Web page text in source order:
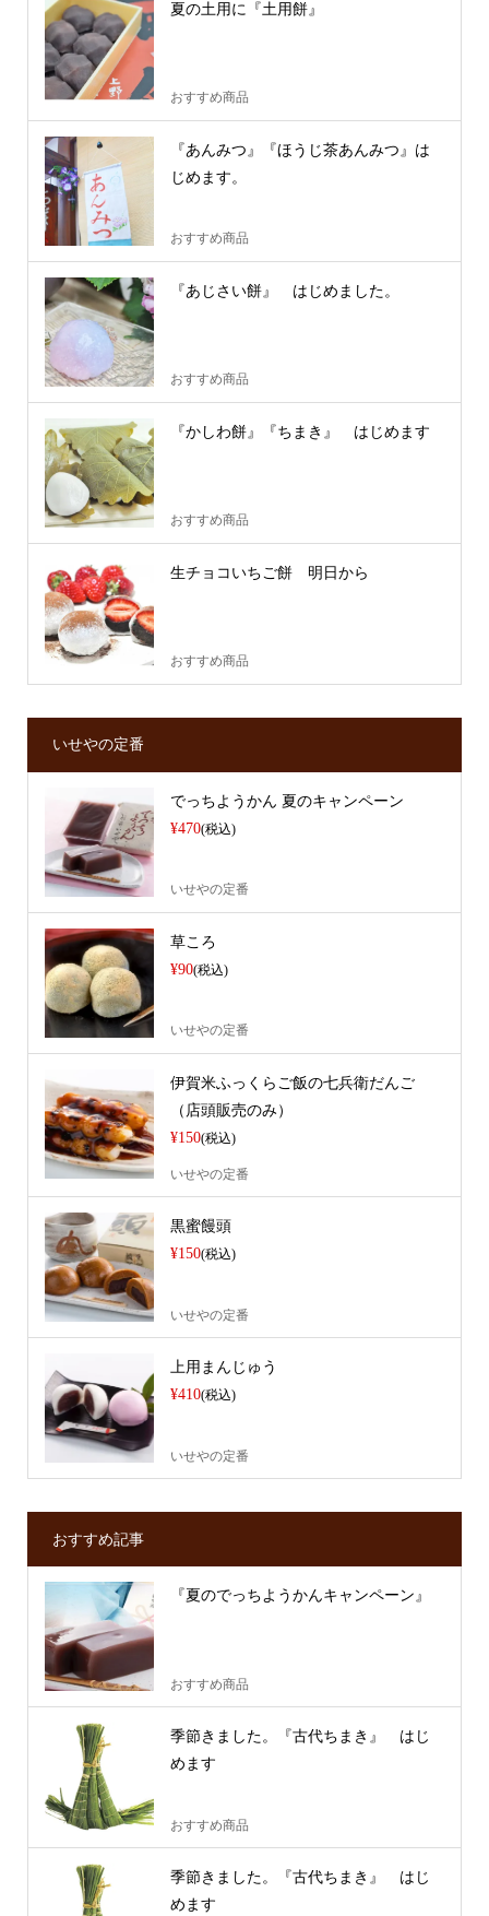
夏の土用に『土用餅』
おすすめ商品
『あんみつ』『ほうじ茶あんみつ』は
じめます。
おすすめ商品
『あじさい餅』 はじめました。
おすすめ商品
『かしわ餅』『ちまき』 はじめます
おすすめ商品
生チョコいちご餅 明日から
おすすめ商品
いせやの定番
でっちようかん 夏のキャンペーン
¥470(税込)
いせやの定番
草ころ
¥90(税込)
いせやの定番
伊賀米ふっくらご飯の七兵衛だんご
（店頭販売のみ）
¥150(税込)
いせやの定番
黒蜜饅頭
¥150(税込)
いせやの定番
上用まんじゅう
¥410(税込)
いせやの定番
おすすめ記事
『夏のでっちようかんキャンペーン』
おすすめ商品
季節きました。『古代ちまき』 はじ
めます
おすすめ商品
季節きました。『古代ちまき』 はじ
めます